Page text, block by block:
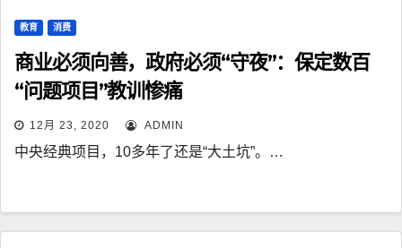
教育 消费
商业必须向善，政府必须“守夜”：保定数百
“问题项目”教训惨痛
12月 23, 2020 ADMIN
中央经典项目，10多年了还是“大土坑”。…